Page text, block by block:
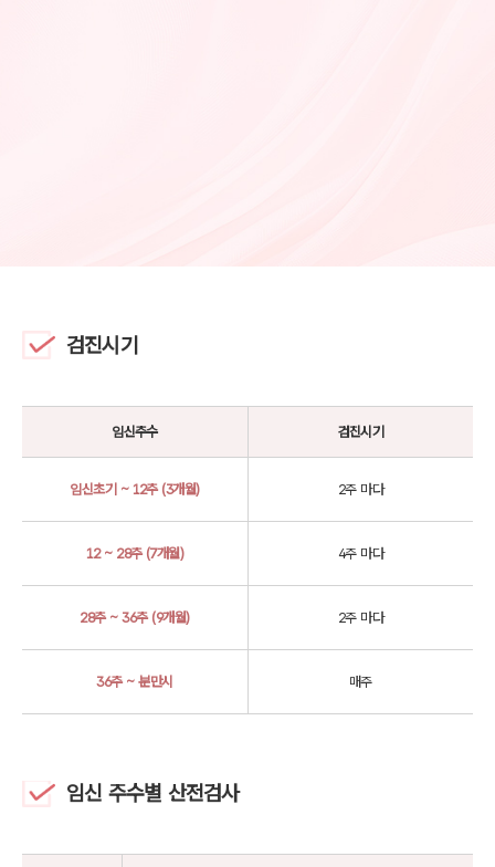
검진시기
임신주수 검진시기
임신초기 ~ 12주 (3개월) 2주 마다
12 ~ 28주 (7개월) 4주 마다
28주 ~ 36주 (9개월) 2주 마다
36주 ~ 분만시 매주
임신 주수별 산전검사